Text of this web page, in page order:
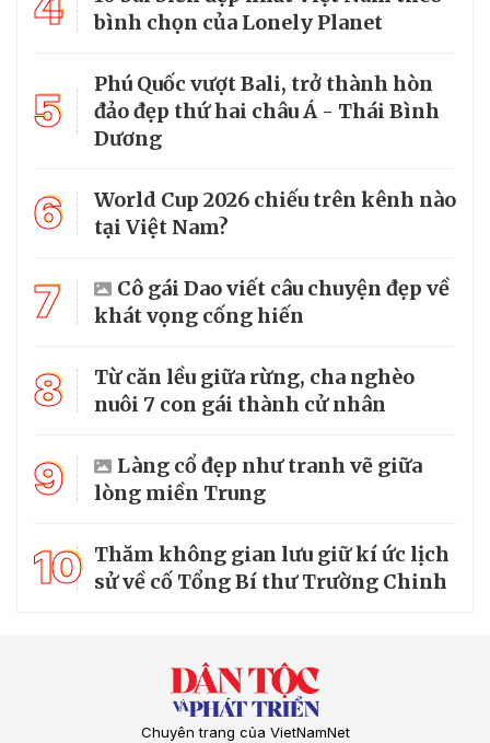
bình chọn của Lonely Planet
5
Phú Quốc vượt Bali, trở thành hòn
đảo đẹp thứ hai châu Á - Thái Bình
Dương
6
World Cup 2026 chiếu trên kênh nào
tại Việt Nam?
7
Cô gái Dao viết câu chuyện đẹp về
khát vọng cống hiến
8
Từ căn lều giữa rừng, cha nghèo
nuôi 7 con gái thành cử nhân
9
Làng cổ đẹp như tranh vẽ giữa
lòng miền Trung
10 Thăm không gian lưu giữ kí ức lịch
sử về cố Tổng Bí thư Trường Chinh
Chuyên trang của VietNamNet